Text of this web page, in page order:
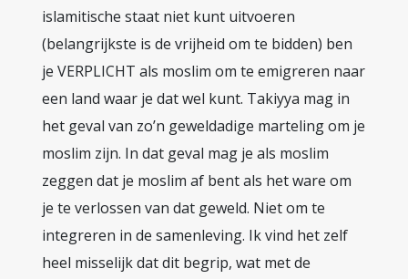
islamitische staat niet kunt uitvoeren
(belangrijkste is de vrijheid om te bidden) ben
je VERPLICHT als moslim om te emigreren naar
een land waar je dat wel kunt. Takiyya mag in
het geval van zo’n geweldadige marteling om je
moslim zijn. In dat geval mag je als moslim
zeggen dat je moslim af bent als het ware om
je te verlossen van dat geweld. Niet om te
integreren in de samenleving. Ik vind het zelf
heel misselijk dat dit begrip, wat met de